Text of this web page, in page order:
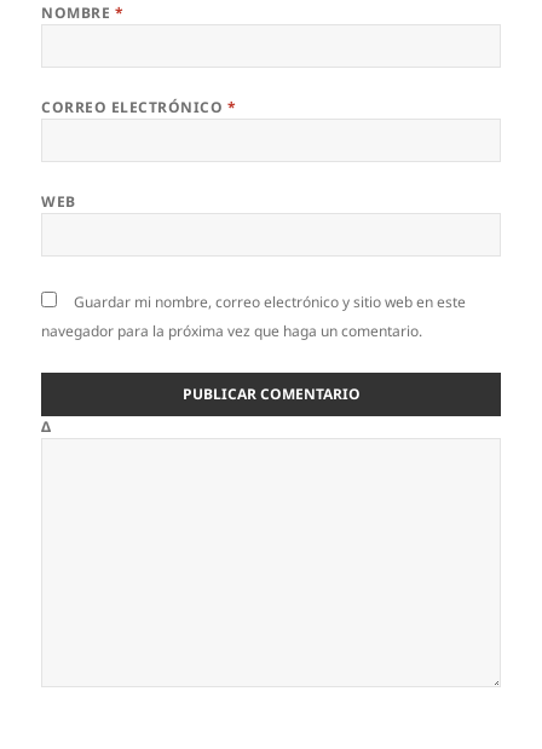
NOMBRE *
CORREO ELECTRÓNICO *
WEB
Guardar mi nombre, correo electrónico y sitio web en este
navegador para la próxima vez que haga un comentario.
Δ